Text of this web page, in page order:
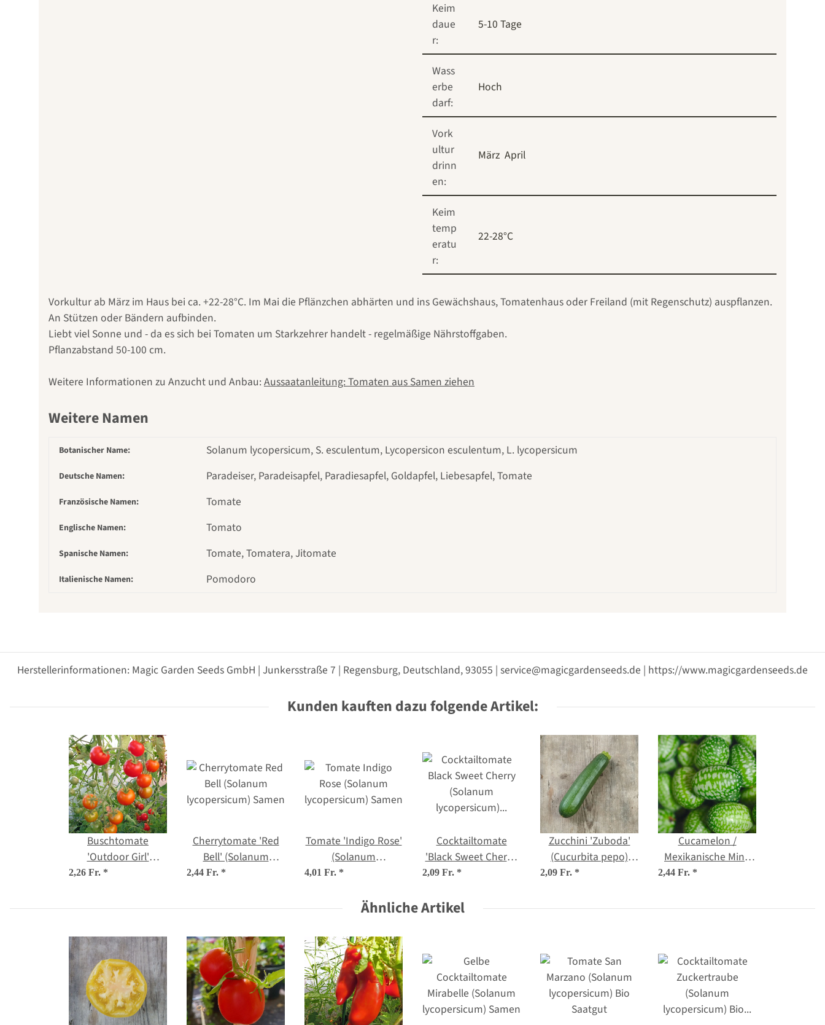
Keim
daue
r:
5-10 Tage
Wass
erbe
darf:
Hoch
Vork
ultur
drinn
en:
März April
Keim
temp
eratu
r:
22-28°C
Vorkultur ab März im Haus bei ca. +22-28°C. Im Mai die Pflänzchen abhärten und ins Gewächshaus, Tomatenhaus oder Freiland (mit Regenschutz) auspflanzen.
An Stützen oder Bändern aufbinden.
Liebt viel Sonne und - da es sich bei Tomaten um Starkzehrer handelt - regelmäßige Nährstoffgaben.
Pflanzabstand 50-100 cm.
Weitere Informationen zu Anzucht und Anbau: Aussaatanleitung: Tomaten aus Samen ziehen
Weitere Namen
Botanischer Name: Solanum lycopersicum, S. esculentum, Lycopersicon esculentum, L. lycopersicum
Deutsche Namen: Paradeiser, Paradeisapfel, Paradiesapfel, Goldapfel, Liebesapfel, Tomate
Französische Namen: Tomate
Englische Namen: Tomato
Spanische Namen: Tomate, Tomatera, Jitomate
Italienische Namen: Pomodoro
Herstellerinformationen: Magic Garden Seeds GmbH | Junkersstraße 7 | Regensburg, Deutschland, 93055 | service@magicgardenseeds.de | https://www.magicgardenseeds.de
Kunden kauften dazu folgende Artikel:
Buschtomate
'Outdoor Girl'
(Solanum
2,26 Fr. *
Cherrytomate 'Red
Bell' (Solanum
lycopersicum) Samen
2,44 Fr. *
Tomate 'Indigo Rose'
(Solanum
lycopersicum) Samen
4,01 Fr. *
Cocktailtomate
'Black Sweet Cherry'
(Solanum
2,09 Fr. *
Zucchini 'Zuboda'
(Cucurbita pepo)
Samen
2,09 Fr. *
Cucamelon /
Mexikanische Mini-
Gurke (Melothria
2,44 Fr. *
Ähnliche Artikel